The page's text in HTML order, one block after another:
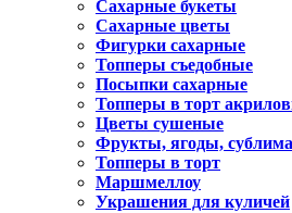
Сахарные букеты
Сахарные цветы
Фигурки сахарные
Топперы съедобные
Посыпки сахарные
Топперы в торт
Цветы сушеные
Фрукты, ягоды,
Топперы в торт
Маршмеллоу
Украшения для куличей